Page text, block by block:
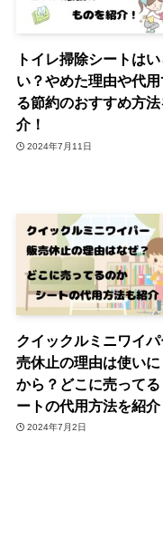
トイレ掃除シートは
い？やめた理由や代用
る節約のおすすめ方
介！
2024年7月11日
クイックルミニワイパ
売休止の理由は使い
から？どこに売って
ートの代用方法を紹介
2024年7月2日